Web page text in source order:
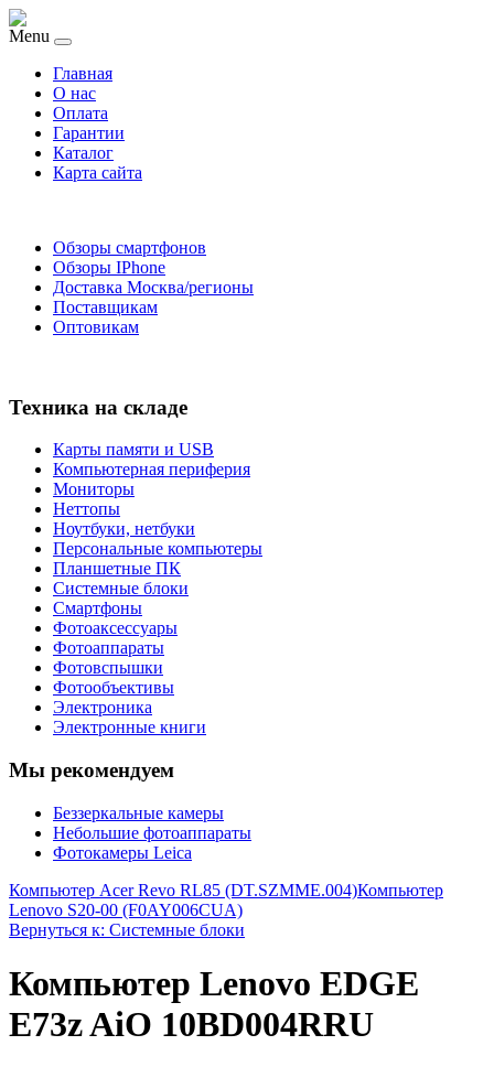
Menu
Главная
O нас
Оплата
Гарантии
Каталог
Карта сайта
Обзоры смартфонов
Обзоры IPhone
Доставка Москва/регионы
Поставщикам
Оптовикам
Техника на складе
Карты памяти и USB
Компьютерная периферия
Мониторы
Неттопы
Ноутбуки, нетбуки
Персональные компьютеры
Планшетные ПК
Системные блоки
Смартфоны
Фотоаксессуары
Фотоаппараты
Фотовспышки
Фотообъективы
Электроника
Электронные книги
Мы рекомендуем
Беззеркальные камеры
Небольшие фотоаппараты
Фотокамеры Leica
Компьютер Acer Revo RL85 (DT.SZMME.004)Компьютер
Lenovo S20-00 (F0AY006CUA)
Вернуться к: Системные блоки
Компьютер Lenovo EDGE
E73z AiO 10BD004RRU